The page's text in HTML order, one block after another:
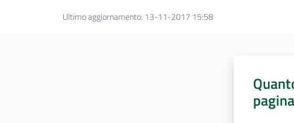
Ultimo aggiornamento: 13-11-2017 15:58